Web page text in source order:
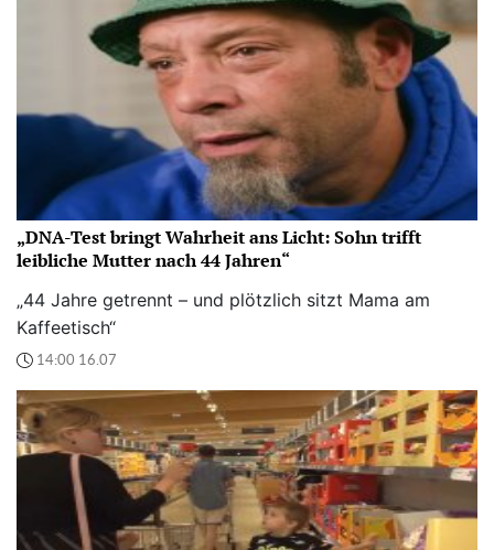
„DNA-Test bringt Wahrheit ans Licht: Sohn trifft
leibliche Mutter nach 44 Jahren“
„44 Jahre getrennt – und plötzlich sitzt Mama am
Kaffeetisch“
14:00 16.07